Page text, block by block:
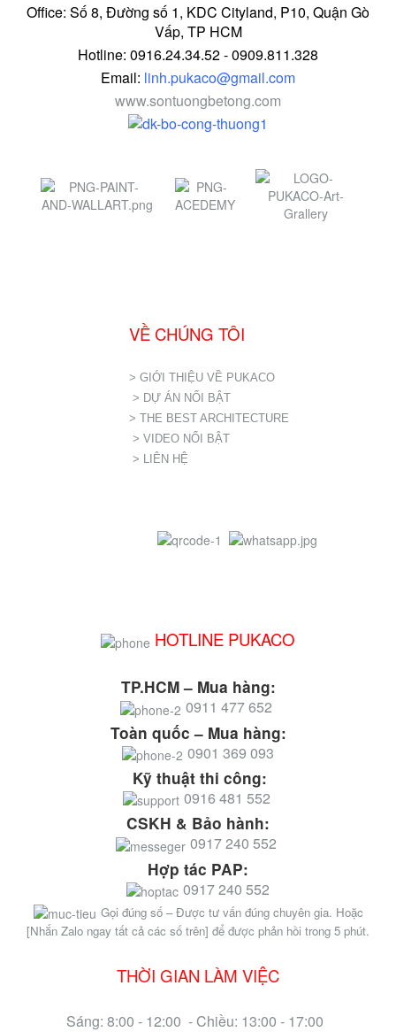
Office: Số 8, Đường số 1, KDC Cityland, P10, Quận Gò
Vấp, TP HCM
Hotline: 0916.24.34.52 - 0909.811.328
Email: linh.pukaco@gmail.com
www.sontuongbetong.com
VỀ CHÚNG TÔI
> GIỚI THIỆU VỀ PUKACO
> DỰ ÁN NỔI BẬT
> THE BEST ARCHITECTURE
> VIDEO NỔI BẬT
> LIÊN HỆ
HOTLINE PUKACO
TP.HCM – Mua hàng:
0911 477 652
Toàn quốc – Mua hàng:
0901 369 093
Kỹ thuật thi công:
0916 481 552
CSKH & Bảo hành:
0917 240 552
Hợp tác PAP:
0917 240 552
Gọi đúng số – Được tư vấn đúng chuyên gia. Hoặc
[Nhắn Zalo ngay tất cả các số trên] để được phản hồi trong 5 phút.
THỜI GIAN LÀM VIỆC
Sáng: 8:00 - 12:00 - Chiều: 13:00 - 17:00